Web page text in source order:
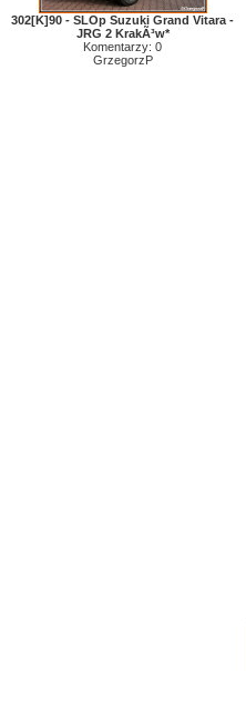
302[K]90 - SLOp Suzuki Grand Vitara -
JRG 2 KrakÃ³w*
Komentarzy: 0
GrzegorzP